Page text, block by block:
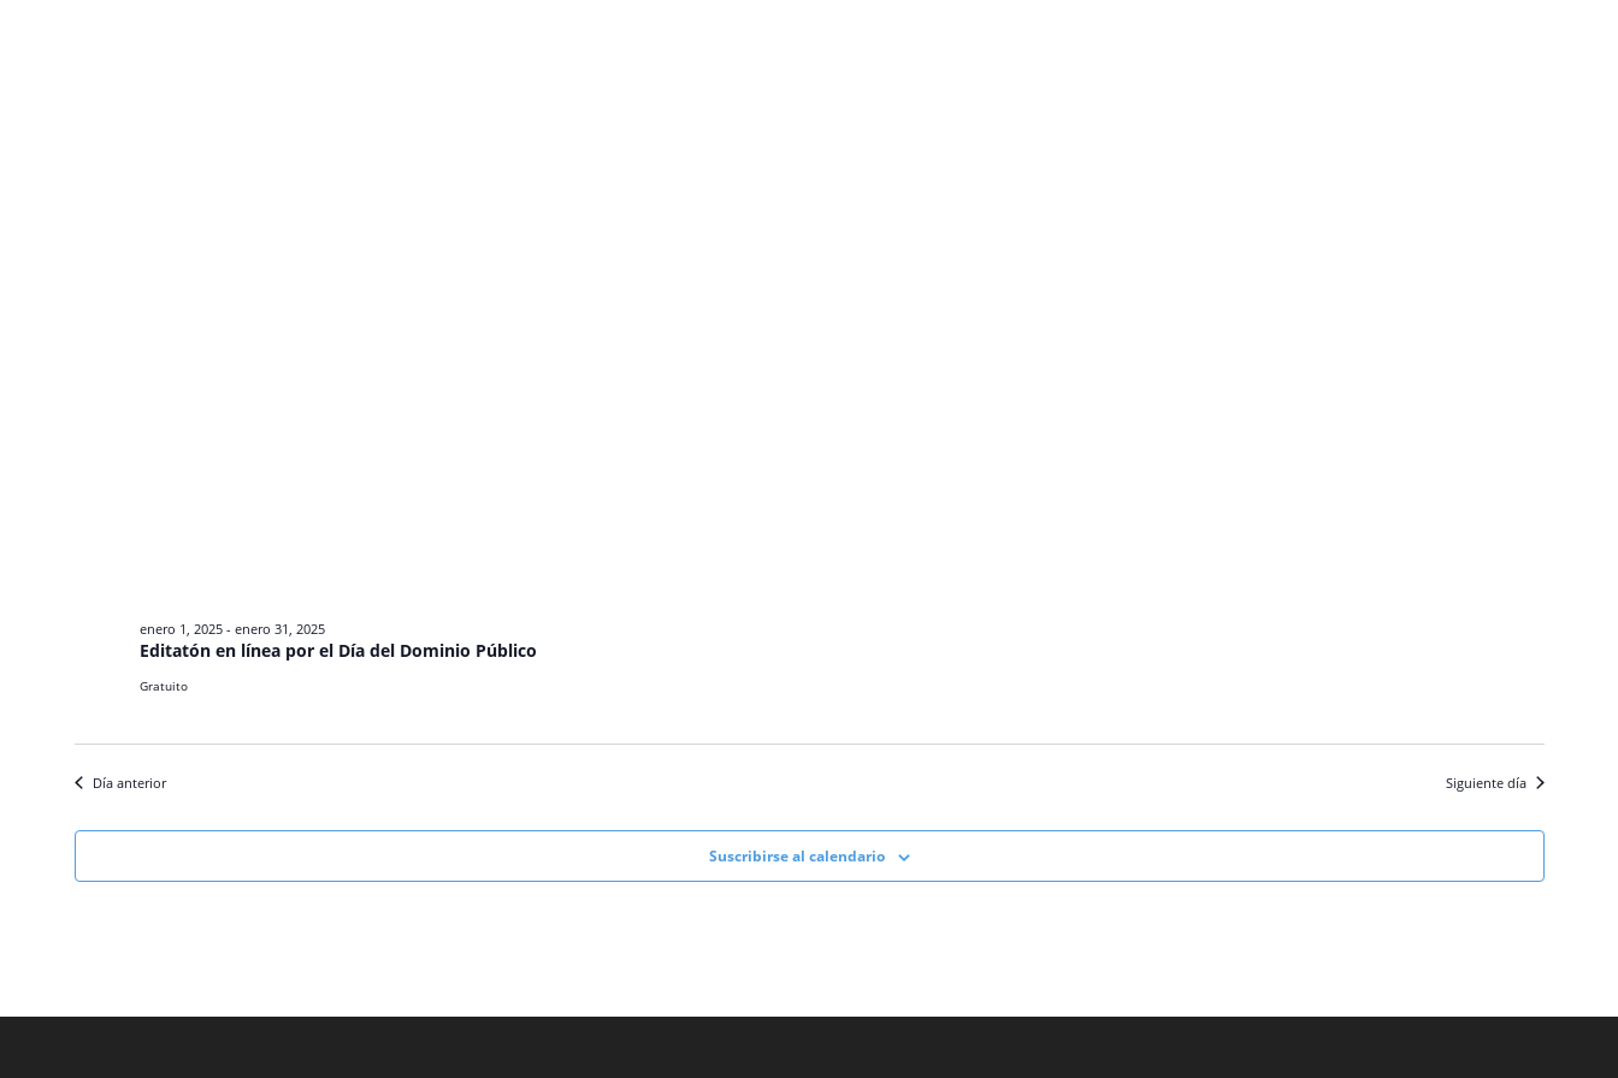
Editatón en línea por el Día del Dominio Público
enero 1, 2025- enero 31, 2025
Gratuito
Día anterior Siguiente día
Suscribirse al calendario